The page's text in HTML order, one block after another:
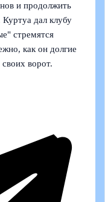
и продолжить
дал клубу
стремятся
как он долгие
ворот.